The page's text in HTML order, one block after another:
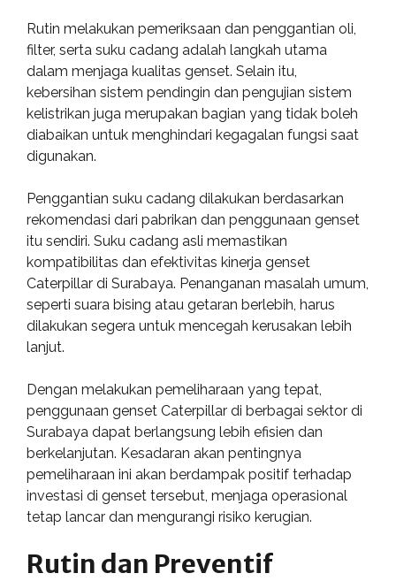
Rutin melakukan pemeriksaan dan penggantian oli,
filter, serta suku cadang adalah langkah utama
dalam menjaga kualitas genset. Selain itu,
kebersihan sistem pendingin dan pengujian sistem
kelistrikan juga merupakan bagian yang tidak boleh
diabaikan untuk menghindari kegagalan fungsi saat
digunakan.
Penggantian suku cadang dilakukan berdasarkan
rekomendasi dari pabrikan dan penggunaan genset
itu sendiri. Suku cadang asli memastikan
kompatibilitas dan efektivitas kinerja genset
Caterpillar di Surabaya. Penanganan masalah umum,
seperti suara bising atau getaran berlebih, harus
dilakukan segera untuk mencegah kerusakan lebih
lanjut.
Dengan melakukan pemeliharaan yang tepat,
penggunaan genset Caterpillar di berbagai sektor di
Surabaya dapat berlangsung lebih efisien dan
berkelanjutan. Kesadaran akan pentingnya
pemeliharaan ini akan berdampak positif terhadap
investasi di genset tersebut, menjaga operasional
tetap lancar dan mengurangi risiko kerugian.
Rutin dan Preventif